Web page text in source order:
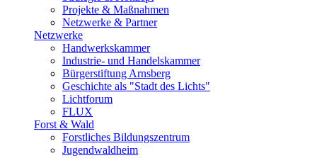
Projekte & Maßnahmen
Netzwerke & Partner
Netzwerke
Handwerkskammer
Industrie- und Handelskammer
Bürgerstiftung Arnsberg
Geschichte als "Stadt des Lichts"
Lichtforum
FLUX
Forst & Wald
Forstliches Bildungszentrum
Jugendwaldheim